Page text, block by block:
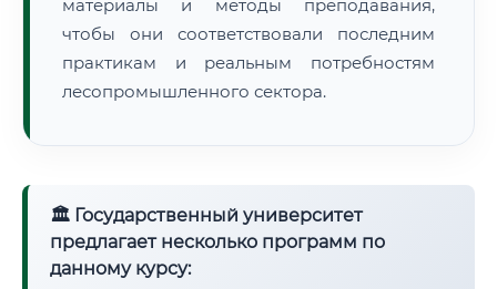
материалы и методы преподавания,
чтобы они соответствовали последним
практикам и реальным потребностям
лесопромышленного сектора.
🏛 Государственный университет
предлагает несколько программ по
данному курсу: